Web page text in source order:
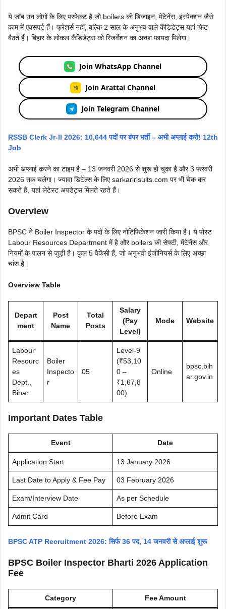
ये जॉब उन लोगों के लिए परफेक्ट है जो boilers की डिजाइन, मेंटेनेंस, इंस्पेक्शन जैसे
काम में एक्सपर्ट हैं। फ्रेशर्स नहीं, बल्कि 2 साल के अनुभव वाले कैंडिडेट्स यहां फिट
बैठते हैं। बिहार के लोकल कैंडिडेट्स को रिजर्वेशन का अच्छा फायदा मिलेगा।
Join WhatsApp Channel
Join Arattai Channel
Join Telegram Channel
RSSB Clerk Jr-II 2026: 10,644 पदों पर बंपर भर्ती – अभी अप्लाई करो! 12th
Job
अभी अप्लाई करने का टाइम है – 13 जनवरी 2026 से शुरू हो चुका है और 3 फरवरी
2026 तक चलेगा। ज्यादा डिटेल्स के लिए sarkaririsults.com पर भी चेक कर
सकते हैं, यहां लेटेस्ट अपडेट्स मिलते रहते हैं।
Overview
BPSC ने Boiler Inspector के पदों के लिए नोटिफिकेशन जारी किया है। ये पोस्ट
Labour Resources Department में है और boilers की सेफ्टी, मेंटेनेंस और
नियमों के पालन से जुड़ी है। कुल 5 वैकेंसी हैं, जो अनुभवी इंजीनियर्स के लिए अच्छा
चांस है।
Overview Table
Depart
ment
Post
Name
Total
Posts
Salary
(Pay
Level)
Mode Website
Labour
Resourc
es
Dept.,
Bihar
Boiler
Inspecto
r
05
Level-9
(₹53,10
0 –
₹1,67,8
00)
Online
bpsc.bih
ar.gov.in
Important Dates Table
Event Date
Application Start 13 January 2026
Last Date to Apply & Fee Pay 03 February 2026
Exam/Interview Date As per Schedule
Admit Card Before Exam
BPSC ATP Recruitment 2026: सिर्फ 36 पद, 14 जनवरी से अप्लाई शुरू
BPSC Boiler Inspector Bharti 2026 Application
Fee
Category Fee Amount